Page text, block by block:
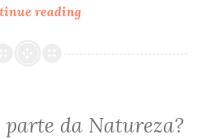
reading
aqui
da Natureza?